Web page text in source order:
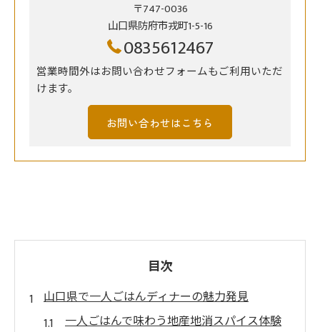
〒747-0036
山口県防府市戎町1-5-16
0835612467
営業時間外はお問い合わせフォームもご利用いただ
けます。
お問い合わせはこちら
目次
山口県で一人ごはんディナーの魅力発見
一人ごはんで味わう地産地消スパイス体験